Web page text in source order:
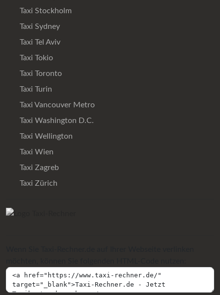
Taxi Stockholm
Taxi Sydney
Taxi Tel Aviv
Taxi Tokio
Taxi Toronto
Taxi Turin
Taxi Vancouver Metro
Taxi Washington D.C.
Taxi Wellington
Taxi Wien
Taxi Zagreb
Taxi Zürich